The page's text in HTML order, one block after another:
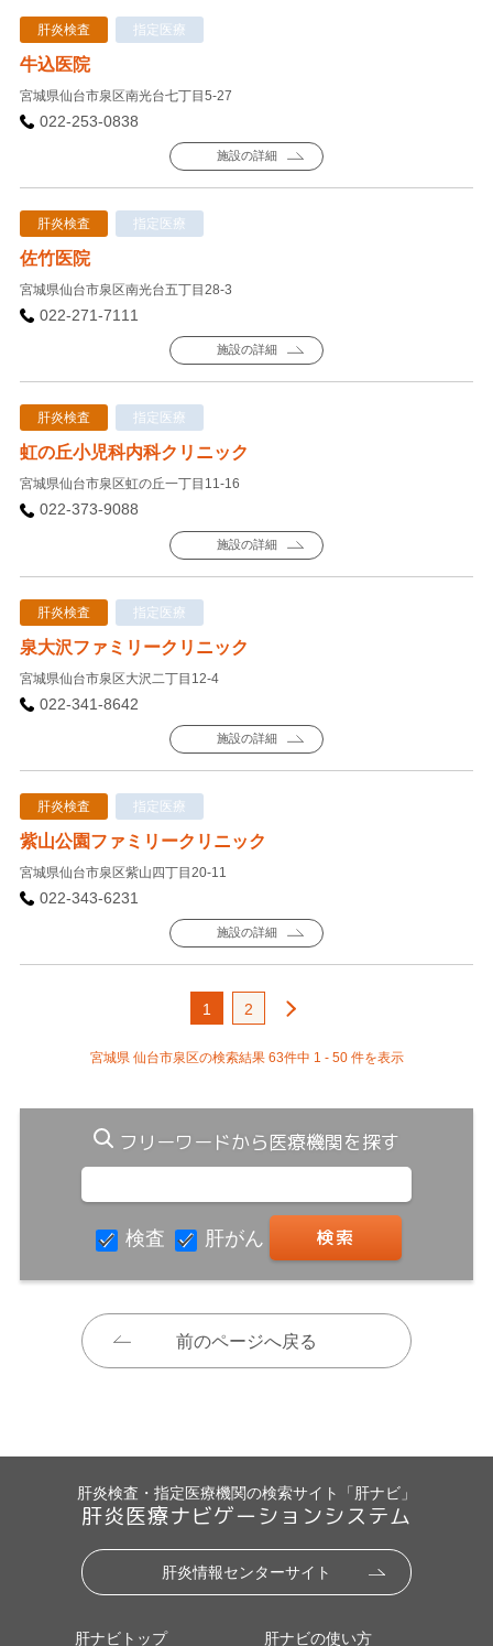
肝炎検査 指定医療
牛込医院
宮城県仙台市泉区南光台七丁目5-27
022-253-0838
施設の詳細
肝炎検査 指定医療
佐竹医院
宮城県仙台市泉区南光台五丁目28-3
022-271-7111
施設の詳細
肝炎検査 指定医療
虹の丘小児科内科クリニック
宮城県仙台市泉区虹の丘一丁目11-16
022-373-9088
施設の詳細
肝炎検査 指定医療
泉大沢ファミリークリニック
宮城県仙台市泉区大沢二丁目12-4
022-341-8642
施設の詳細
肝炎検査 指定医療
紫山公園ファミリークリニック
宮城県仙台市泉区紫山四丁目20-11
022-343-6231
施設の詳細
1 2
宮城県 仙台市泉区の検索結果 63件中 1 - 50 件を表示
フリーワードから医療機関を探す
検査 肝がん
前のページへ戻る
肝炎検査・指定医療機関の検索サイト「肝ナビ」
肝炎医療ナビゲーションシステム
肝炎情報センターサイト
肝ナビトップ 肝ナビの使い方